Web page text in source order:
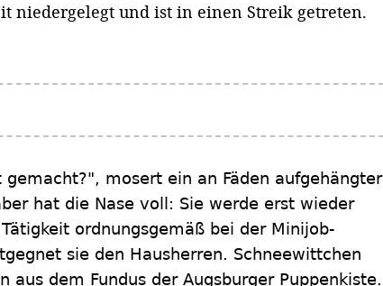
niedergelegt und ist in einen Streik getreten.
mosert ein an Fäden aufgehängter
hat die Nase voll: Sie werde erst wieder
ordnungsgemäß bei der Minijob-
sie den Hausherren. Schneewittchen
aus dem Fundus der Augsburger Puppenkiste.